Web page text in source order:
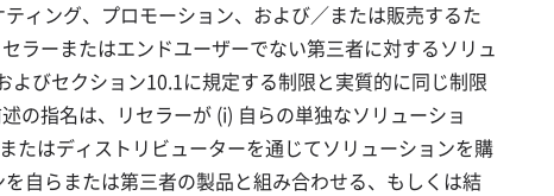
ィング、プロモーション、および／または販売するた
ラーまたはエンドユーザーでない第三者に対するソリュ
びセクション10.1に規定する制限と実質的に同じ制限
の指名は、リセラーが (i) 自らの単独なソリューショ
たはディストリビューターを通じてソリューションを購
自らまたは第三者の製品と組み合わせる、もしくは結